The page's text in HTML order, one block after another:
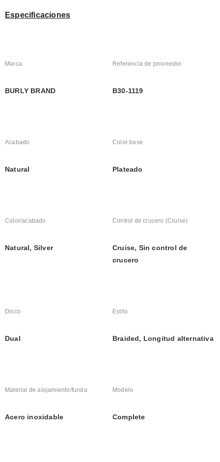
Especificaciones
Marca
BURLY BRAND
Referencia de proveedor
B30-1119
Acabado
Natural
Color base
Plateado
Color/acabado
Natural, Silver
Control de crucero (Cruise)
Cruise, Sin control de
crucero
Disco
Dual
Estilo
Braided, Longitud alternativa
Material de alojamiento/funda
Acero inoxidable
Modelo
Complete